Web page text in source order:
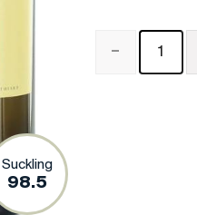
Suckling
98.5
-